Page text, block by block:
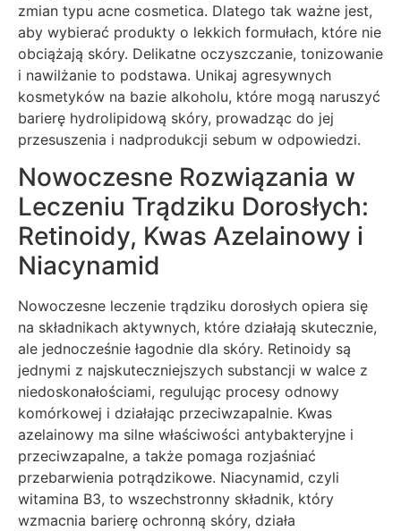
zmian typu acne cosmetica. Dlatego tak ważne jest,
aby wybierać produkty o lekkich formułach, które nie
obciążają skóry. Delikatne oczyszczanie, tonizowanie
i nawilżanie to podstawa. Unikaj agresywnych
kosmetyków na bazie alkoholu, które mogą naruszyć
barierę hydrolipidową skóry, prowadząc do jej
przesuszenia i nadprodukcji sebum w odpowiedzi.
Nowoczesne Rozwiązania w
Leczeniu Trądziku Dorosłych:
Retinoidy, Kwas Azelainowy i
Niacynamid
Nowoczesne leczenie trądziku dorosłych opiera się
na składnikach aktywnych, które działają skutecznie,
ale jednocześnie łagodnie dla skóry. Retinoidy są
jednymi z najskuteczniejszych substancji w walce z
niedoskonałościami, regulując procesy odnowy
komórkowej i działając przeciwzapalnie. Kwas
azelainowy ma silne właściwości antybakteryjne i
przeciwzapalne, a także pomaga rozjaśniać
przebarwienia potrądzikowe. Niacynamid, czyli
witamina B3, to wszechstronny składnik, który
wzmacnia barierę ochronną skóry, działa